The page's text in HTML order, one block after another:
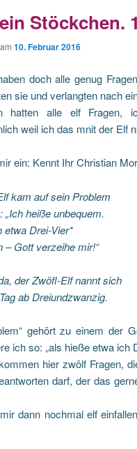
Stöckchen.
10. Februar 2016
doch alle genug
sie und verlangten nach
hatten alle elf Fragen,
weil ich das mnit der Elf
ein: Kennt Ihr Christian
kam auf sein Problem
„Ich heiße unbequem.
etwa Drei-Vier*
– Gott verzeihe mir!“
der Zwöfl-Elf nannt sich
ab Dreiundzwanzig.
gehört zu einem der
ich so: „als hieße etwa ich
hier zwölf Fragen,
darf, der das
dann nochmal elf